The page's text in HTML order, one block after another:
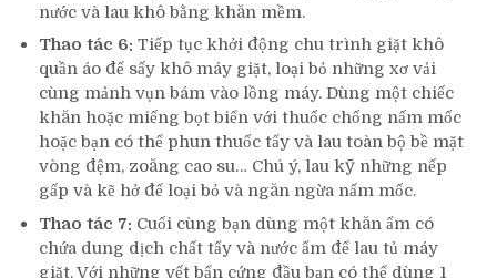
nước và lau khô bằng khăn mềm.
Thao tác 6: Tiếp tục khởi động chu trình giặt khô
quần áo để sấy khô máy giặt, loại bỏ những xơ vải
cùng mảnh vụn bám vào lồng máy. Dùng một chiếc
khăn hoặc miếng bọt biển với thuốc chống nấm mốc
hoặc bạn có thể phun thuốc tẩy và lau toàn bộ bề mặt
vòng đệm, zoăng cao su… Chú ý, lau kỹ những nếp
gấp và kẽ hở để loại bỏ và ngăn ngừa nấm mốc.
Thao tác 7: Cuối cùng bạn dùng một khăn ẩm có
chứa dung dịch chất tẩy và nước ẩm để lau tủ máy
giặt. Với những vết bẩn cứng đầu bạn có thể dùng 1